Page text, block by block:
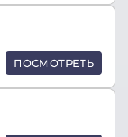
ПОСМОТРЕТЬ